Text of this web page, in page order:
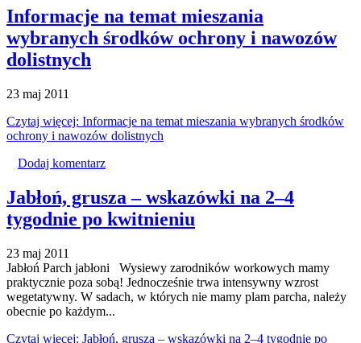
Informacje na temat mieszania
wybranych środków ochrony i nawozów
dolistnych
23 maj 2011
Czytaj więcej: Informacje na temat mieszania wybranych środków
ochrony i nawozów dolistnych
Dodaj komentarz
Jabłoń, grusza – wskazówki na 2–4
tygodnie po kwitnieniu
23 maj 2011
Jabłoń Parch jabłoni Wysiewy zarodników workowych mamy
praktycznie poza sobą! Jednocześnie trwa intensywny wzrost
wegetatywny. W sadach, w których nie mamy plam parcha, należy
obecnie po każdym...
Czytaj więcej: Jabłoń, grusza – wskazówki na 2–4 tygodnie po